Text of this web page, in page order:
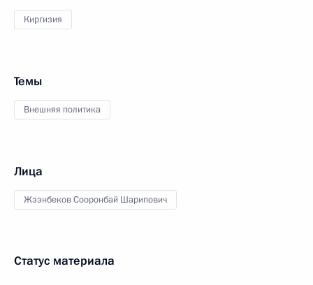
Киргизия
Темы
Внешняя политика
Лица
Жээнбеков Сооронбай Шарипович
Статус материала